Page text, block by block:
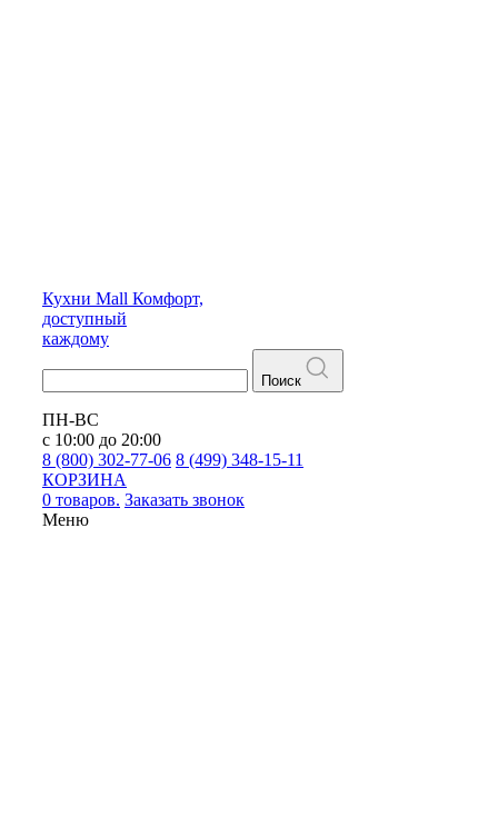
Кухни Mall Комфорт,
доступный
каждому
Поиск
ПН-ВС
с 10:00 до 20:00
8 (800) 302-77-06 8 (499) 348-15-11
КОРЗИНА
0 товаров. Заказать звонок
Меню